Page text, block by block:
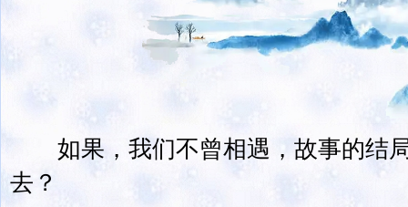
如果，我们不曾相遇，故事的结
去？